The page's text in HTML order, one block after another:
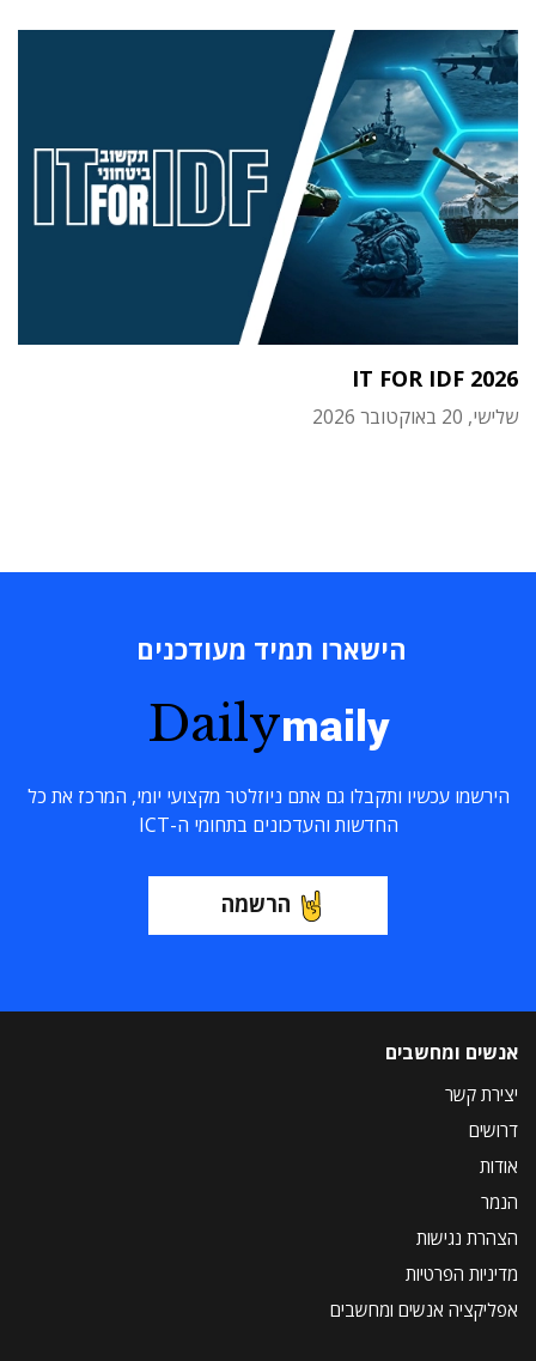
IT FOR IDF 2026
שלישי, 20 באוקטובר 2026
הישארו תמיד מעודכנים
Dailymaily
הירשמו עכשיו ותקבלו גם אתם ניוזלטר מקצועי יומי, המרכז את כל
החדשות והעדכונים בתחומי ה-ICT
הרשמה
אנשים ומחשבים
יצירת קשר
דרושים
אודות
הנמר
הצהרת נגישות
מדיניות הפרטיות
אפליקציה אנשים ומחשבים